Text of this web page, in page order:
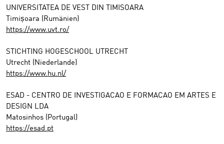
UNIVERSITATEA DE VEST DIN TIMISOARA
Timișoara (Rumänien)
https://www.uvt.ro/​
STICHTING HOGESCHOOL UTRECHT
Utrecht (Niederlande)
https://www.hu.nl/
ESAD - CENTRO DE INVESTIGACAO E FORMACAO EM ARTES E
DESIGN LDA
Matosinhos (Portugal)
https://esad.pt